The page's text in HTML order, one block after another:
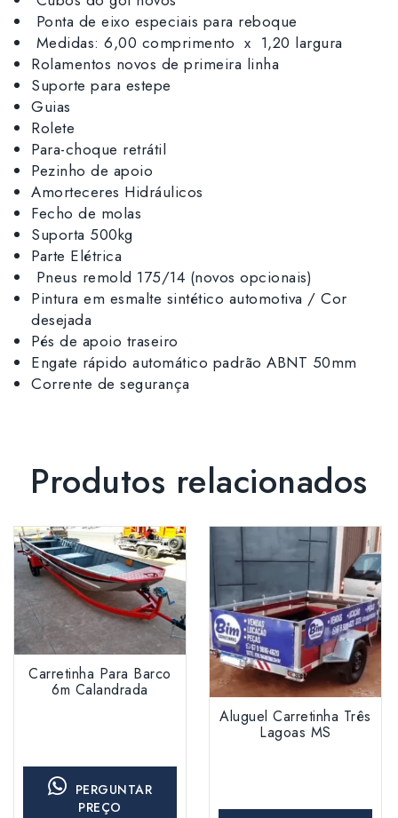
Ponta de eixo especiais para reboque
Medidas: 6,00 comprimento x 1,20 largura
Rolamentos novos de primeira linha
Suporte para estepe
Guias
Rolete
Para-choque retrátil
Pezinho de apoio
Amorteceres Hidráulicos
Fecho de molas
Suporta 500kg
Parte Elétrica
Pneus remold 175/14 (novos opcionais)
Pintura em esmalte sintético automotiva / Cor
desejada
Pés de apoio traseiro
Engate rápido automático padrão ABNT 50mm
Corrente de segurança
Produtos relacionados
Carretinha Para Barco
6m Calandrada
PERGUNTAR
PREÇO
Aluguel Carretinha Três
Lagoas MS